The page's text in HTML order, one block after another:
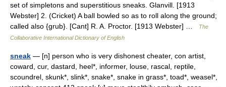
set of simpletons and superstitious sneaks. Glanvill. [1913
Webster] 2. (Cricket) A ball bowled so as to roll along the ground;
called also {grub}. [Cant] R. A. Proctor. [1913 Webster] …
The
Collaborative International Dictionary of English
sneak — [n] person who is very dishonest cheater, con artist,
coward, cur, dastard, heel*, informer, louse, rascal, reptile,
scoundrel, skunk*, slink*, snake*, snake in grass*, toad*, weasel*,